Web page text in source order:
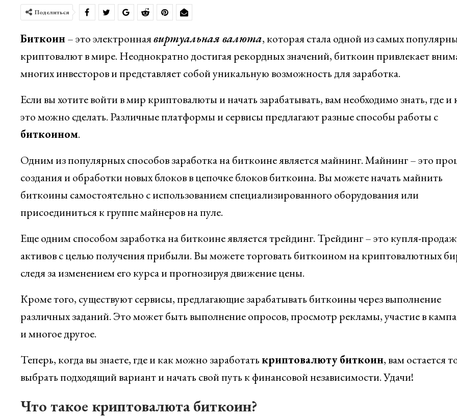
Поделиться
Биткоин– это электроннаявиртуальная валюта, которая стала одной из самых
криптовалют в мире. Неоднократно достигая рекордных значений, биткоин привлекает
многих инвесторов и представляет собой уникальную возможность для заработка.
Если вы хотите войти в мир криптовалюты и начать зарабатывать, вам необходимо знать, где и
это можно сделать. Различные платформы и сервисы предлагают разные способы работы с
биткоином.
Одним из популярных способов заработка на биткоине является майнинг. Майнинг – это
создания и обработки новых блоков в цепочке блоков биткоина. Вы можете начать майнить
биткоины самостоятельно с использованием специализированного оборудования или
присоединиться к группе майнеров на пуле.
Еще одним способом заработка на биткоине является трейдинг. Трейдинг – это купля-
активов с целью получения прибыли. Вы можете торговать биткоином на криптовалютных
следя за изменением его курса и прогнозируя движение цены.
Кроме того, существуют сервисы, предлагающие зарабатывать биткоины через выполнение
различных заданий. Это может быть выполнение опросов, просмотр рекламы, участие в
и многое другое.
Теперь, когда вы знаете, где и как можно заработатькриптовалюту биткоин, вам остается
выбрать подходящий вариант и начать свой путь к финансовой независимости. Удачи!
Что такое криптовалюта биткоин?